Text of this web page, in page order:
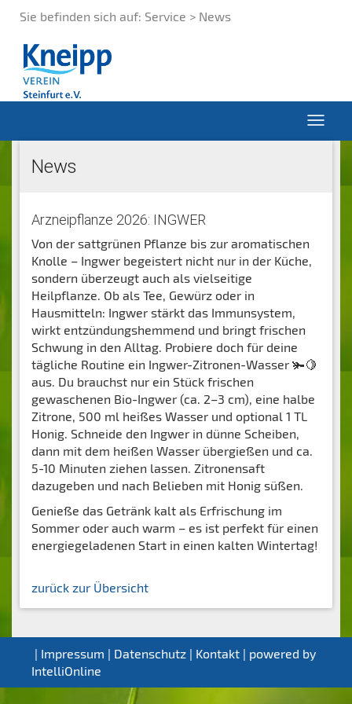
Sie befinden sich auf: Service > News
News
Arzneipflanze 2026: INGWER
Von der sattgrünen Pflanze bis zur aromatischen
Knolle – Ingwer begeistert nicht nur in der Küche,
sondern überzeugt auch als vielseitige
Heilpflanze. Ob als Tee, Gewürz oder in
Hausmitteln: Ingwer stärkt das Immunsystem,
wirkt entzündungshemmend und bringt frischen
Schwung in den Alltag. Probiere doch für deine
tägliche Routine ein Ingwer-Zitronen-Wasser 🫚🍋
aus. Du brauchst nur ein Stück frischen
gewaschenen Bio-Ingwer (ca. 2–3 cm), eine halbe
Zitrone, 500 ml heißes Wasser und optional 1 TL
Honig. Schneide den Ingwer in dünne Scheiben,
dann mit dem heißen Wasser übergießen und ca.
5-10 Minuten ziehen lassen. Zitronensaft
dazugeben und nach Belieben mit Honig süßen.
Genieße das Getränk kalt als Erfrischung im
Sommer oder auch warm – es ist perfekt für einen
energiegeladenen Start in einen kalten Wintertag!
zurück zur Übersicht
| Impressum | Datenschutz | Kontakt | powered by
IntelliOnline